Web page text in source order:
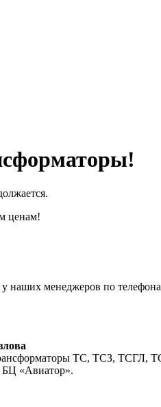
ценам!
наших менеджеров по
ТС, ТСЗ, ТСГЛ,
БЦ «Авиатор».